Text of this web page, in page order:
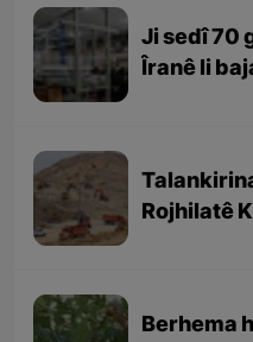
Ji sedî 70
Îranê li
Rojhilatê
Berhema